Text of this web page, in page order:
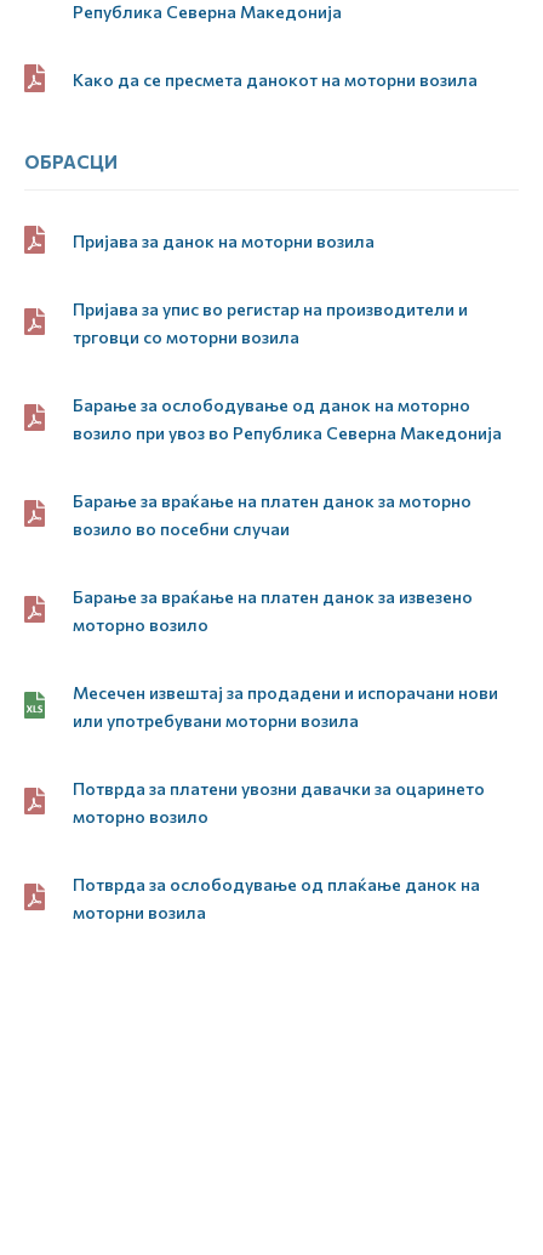
Република Северна Македонија
Како да се пресмета данокот на моторни возила
ОБРАСЦИ
Пријава за данок на моторни возила
Пријава за упис во регистар на производители и
трговци со моторни возила
Барање за ослободување од данок на моторно
возило при увоз во Република Северна Македонија
Барање за враќање на платен данок за моторно
возило во посебни случаи
Барање за враќање на платен данок за извезено
моторно возило
Месечен извештај за продадени и испорачани нови
или употребувани моторни возила
Потврда за платени увозни давачки за оцаринето
моторно возило
Потврда за ослободување од плаќање данок на
моторни возила